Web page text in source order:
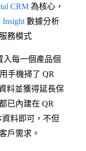
CRM 為核心，
數據分析
務模式
入每一個產品個
手機掃了 QR
料並獲得延長保
已內建在 QR
料即可，不但
戶需求。